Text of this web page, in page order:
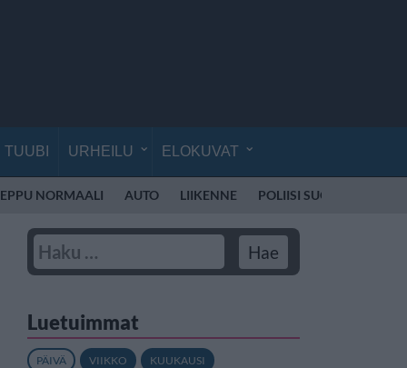
TUUBI URHEILU ELOKUVAT
EPPU NORMAALI AUTO LIIKENNE POLIISI SUOMI
Luetuimmat
PÄIVÄ VIIKKO KUUKAUSI